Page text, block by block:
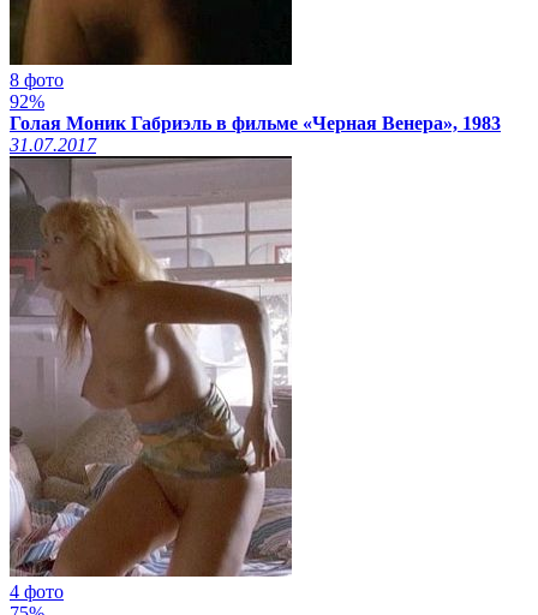
8 фото
92%
Голая Моник Габриэль в фильме «Черная Венера», 1983
31.07.2017
4 фото